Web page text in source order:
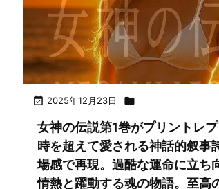
 2025年12月23日 
女神の伝説第1巻がプリントレプ
時を超えて愛される神話的叙事
場感で再現。過酷な運命に立ち
情熱と躍動する魂の物語。至高